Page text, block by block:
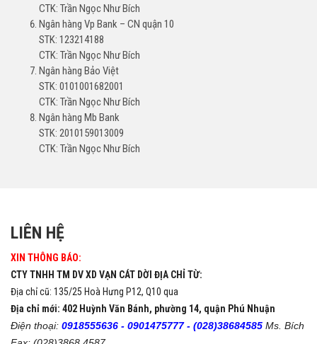
CTK: Trần Ngọc Như Bích
Ngân hàng Vp Bank – CN quận 10
STK: 123214188
CTK: Trần Ngọc Như Bích
Ngân hàng Bảo Việt
STK: 0101001682001
CTK: Trần Ngọc Như Bích
Ngân hàng Mb Bank
STK: 2010159013009
CTK: Trần Ngọc Như Bích
LIÊN HỆ
XIN THÔNG BÁO:
CTY TNHH TM DV XD VẠN CÁT DỜI ĐỊA CHỈ TỪ:
Địa chỉ cũ: 135/25 Hoà Hưng P12, Q10 qua
Địa chỉ mới: 402 Huỳnh Văn Bánh, phường 14, quận Phú Nhuận
Điện thoại: 0918555636 - 0901475777 - (028)38684585 Ms. Bích